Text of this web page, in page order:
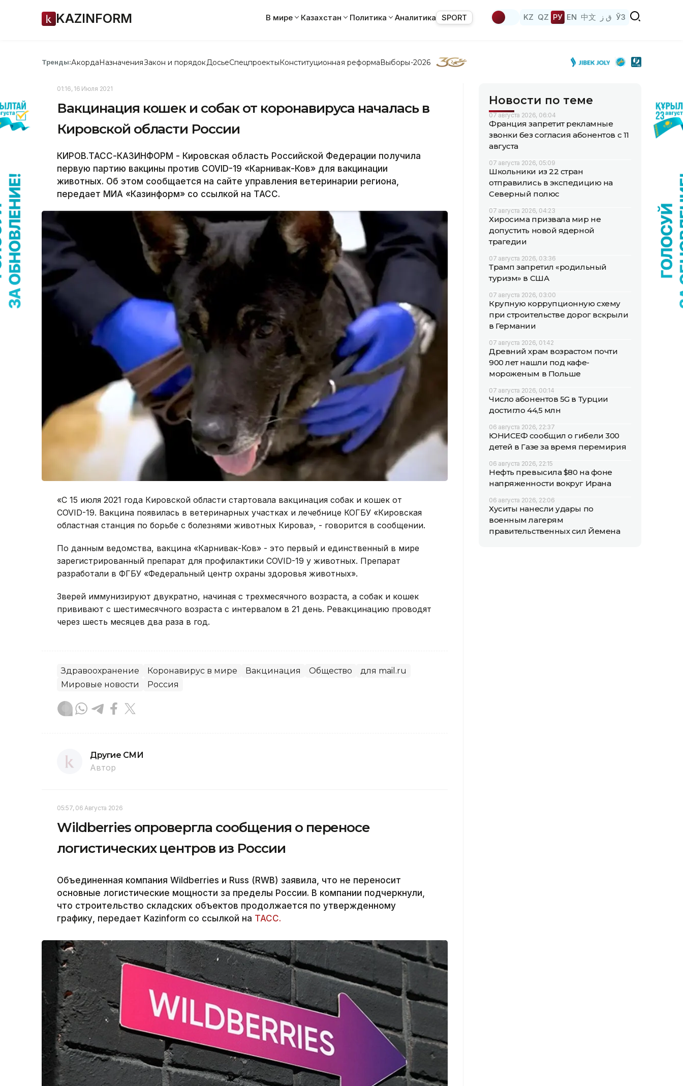
KAZINFORM В мире Казахстан Политика Аналитика SPORT KZ QZ РУ EN 中文 ق ز ЎЗ
Тренды:АкордаНазначенияЗакон и порядок ДосьеСпецпроектыКонституционная реформаВыборы-2026
01:16, 16 Июля 2021
Вакцинация кошек и собак от коронавируса началась в
Кировской области России
КИРОВ.ТАСС-КАЗИНФОРМ - Кировская область Российской Федерации получила
первую партию вакцины против COVID-19 «Карнивак-Ков» для вакцинации
животных. Об этом сообщается на сайте управления ветеринарии региона,
передает МИА «Казинформ» со ссылкой на ТАСС.
«С 15 июля 2021 года Кировской области стартовала вакцинация собак и кошек от
COVID-19. Вакцина появилась в ветеринарных участках и лечебнице КОГБУ «Кировская
областная станция по борьбе с болезнями животных Кирова», - говорится в сообщении.
По данным ведомства, вакцина «Карнивак-Ков» - это первый и единственный в мире
зарегистрированный препарат для профилактики COVID-19 у животных. Препарат
разработали в ФГБУ «Федеральный центр охраны здоровья животных».
Зверей иммунизируют двукратно, начиная с трехмесячного возраста, а собак и кошек
прививают с шестимесячного возраста с интервалом в 21 день. Ревакцинацию проводят
через шесть месяцев два раза в год.
Здравоохранение Коронавирус в мире Вакцинация Общество
для mail.ru
Мировые новости
Россия
Другие СМИ
Автор
05:57, 06 Августа 2026
Wildberries опровергла сообщения о переносе
логистических центров из России
Объединенная компания Wildberries и Russ (RWB) заявила, что не переносит
основные логистические мощности за пределы России. В компании подчеркнули,
что строительство складских объектов продолжается по утвержденному
графику, передает Kazinform со ссылкой на ТАСС.
Новости по теме
07 августа 2026, 06:04
Франция запретит рекламные
звонки без согласия абонентов с 11
августа
07 августа 2026, 05:09
Школьники из 22 стран
отправились в экспедицию на
Северный полюс
07 августа 2026, 04:23
Хиросима призвала мир не
допустить новой ядерной
трагедии
07 августа 2026, 03:36
Трамп запретил «родильный
туризм» в США
07 августа 2026, 03:00
Крупную коррупционную схему
при строительстве дорог вскрыли
в Германии
07 августа 2026, 01:42
Древний храм возрастом почти
900 лет нашли под кафе-
мороженым в Польше
07 августа 2026, 00:14
Число абонентов 5G в Турции
достигло 44,5 млн
06 августа 2026, 22:37
ЮНИСЕФ сообщил о гибели 300
детей в Газе за время перемирия
06 августа 2026, 22:15
Нефть превысила $80 на фоне
напряженности вокруг Ирана
06 августа 2026, 22:06
Хуситы нанесли удары по
военным лагерям
правительственных сил Йемена